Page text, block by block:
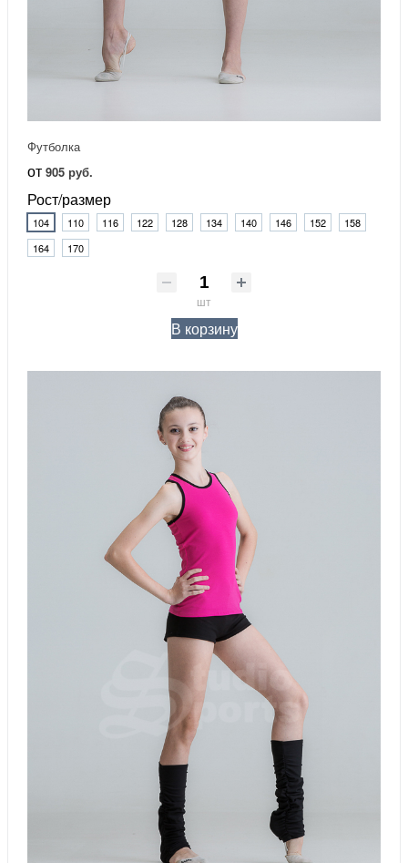
Футболка
от 905 руб.
Рост/размер
104 110 116 122 128 134 140 146 152
158
164
170
шт
В корзину